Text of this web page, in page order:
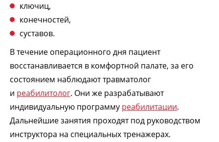
ключиц,
конечностей,
суставов.
В течение операционного дня пациент
восстанавливается в комфортной палате, за его
состоянием наблюдают травматолог
и реабилитолог. Они же разрабатывают
индивидуальную программу реабилитации.
Дальнейшие занятия проходят под руководством
инструктора на специальных тренажерах.